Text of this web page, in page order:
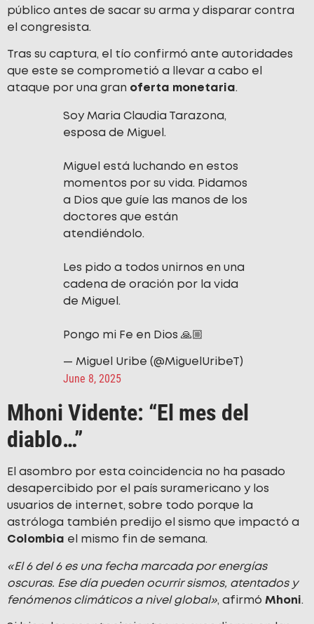
público antes de sacar su arma y disparar contra
el congresista.
Tras su captura, el tío confirmó ante autoridades
que este se comprometió a llevar a cabo el
ataque por una gran oferta monetaria.
Soy Maria Claudia Tarazona,
esposa de Miguel.
Miguel está luchando en estos
momentos por su vida. Pidamos
a Dios que guíe las manos de los
doctores que están
atendiéndolo.
Les pido a todos unirnos en una
cadena de oración por la vida
de Miguel.
Pongo mi Fe en Dios 🙏🏼
— Miguel Uribe (@MiguelUribeT)
June 8, 2025
Mhoni Vidente: “El mes del
diablo…”
El asombro por esta coincidencia no ha pasado
desapercibido por el país suramericano y los
usuarios de internet, sobre todo porque la
astróloga también predijo el sismo que impactó a
Colombia el mismo fin de semana.
«El 6 del 6 es una fecha marcada por energías
oscuras. Ese día pueden ocurrir sismos, atentados y
fenómenos climáticos a nivel global», afirmó Mhoni.